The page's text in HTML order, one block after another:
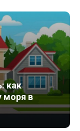
как
моря в